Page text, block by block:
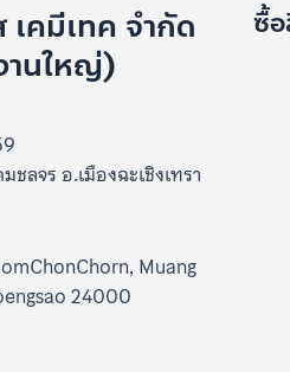
เคมีเทค จำกัด
านใหญ่)
ลจร อ.เมืองฉะเชิงเทรา
Muang
24000
ซื้